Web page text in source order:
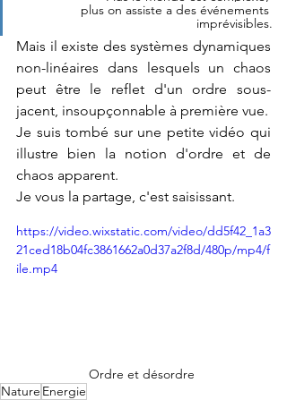
plus on assiste a des événements
imprévisibles.
Mais il existe des systèmes dynamiques
non-linéaires dans lesquels un chaos
peut être le reflet d'un ordre sous-
jacent, insoupçonnable à première vue.
Je suis tombé sur une petite vidéo qui
illustre bien la notion d'ordre et de
chaos apparent.
Je vous la partage, c'est saisissant.
https://video.wixstatic.com/video/dd5f42_1a3
21ced18b04fc3861662a0d37a2f8d/480p/mp4/f
ile.mp4
Ordre et désordre
Nature Energie